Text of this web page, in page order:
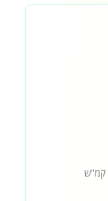
קמ"ש